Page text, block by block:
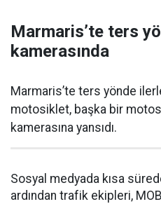
Marmaris’te ters
kamerasında
Marmaris’te ters yönde
motosiklet, başka bir
kamerasına yansıdı.
Sosyal medyada kısa
ardından trafik ekipleri,